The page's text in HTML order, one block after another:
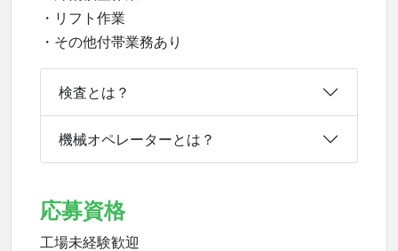
・リフト作業
・その他付帯業務あり
検査とは？
機械オペレーターとは？
応募資格
工場未経験歓迎